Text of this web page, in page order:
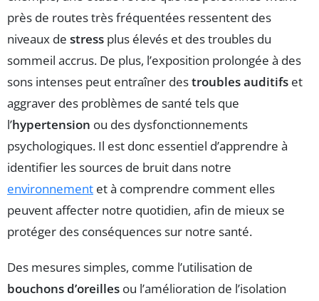
près de routes très fréquentées ressentent des
niveaux de stress plus élevés et des troubles du
sommeil accrus. De plus, l’exposition prolongée à des
sons intenses peut entraîner destroubles auditifs et
aggraver des problèmes de santé tels que
l’hypertension ou des dysfonctionnements
psychologiques. Il est donc essentiel d’apprendre à
identifier les sources de bruit dans notre
environnement et à comprendre comment elles
peuvent affecter notre quotidien, afin de mieux se
protéger des conséquences sur notre santé.
Des mesures simples, comme l’utilisation de
bouchons d’oreilles ou l’amélioration de l’isolation